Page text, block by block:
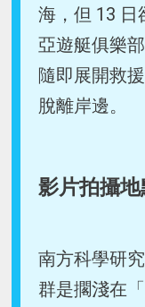
海，但 13 日
亞遊艇俱樂
隨即展開救
脫離岸邊。
影片拍攝
南方科學研
群是擱淺在